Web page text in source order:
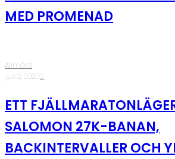
MED PROMENAD
Allmänt
·juli 2, 2020·2
ETT
SALOMON 27K-BANAN,
BACKINTERVALLER OCH